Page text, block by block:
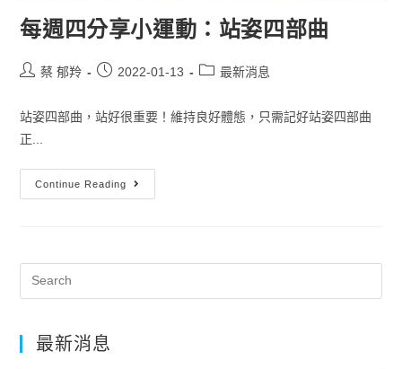
每週四分享小運動：站姿四部曲
蔡 郁羚 2022-01-13 最新消息
站姿四部曲，站好很重要！維持良好體態，只需記好站姿四部曲
正...
Continue Reading
最新消息